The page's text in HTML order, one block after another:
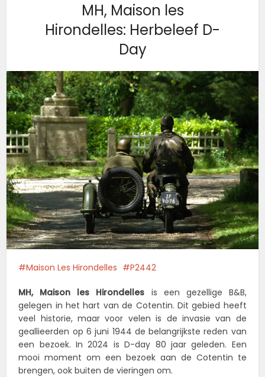
MH, Maison les
Hirondelles: Herbeleef D-
Day
Maison Les Hirondelles P2442
MH, Maison les Hirondelles is een gezellige B&B,
gelegen in het hart van de Cotentin. Dit gebied heeft
veel historie, maar voor velen is de invasie van de
geallieerden op 6 juni 1944 de belangrijkste reden van
een bezoek. In 2024 is D-day 80 jaar geleden. Een
mooi moment om een bezoek aan de Cotentin te
brengen, ook buiten de vieringen om.